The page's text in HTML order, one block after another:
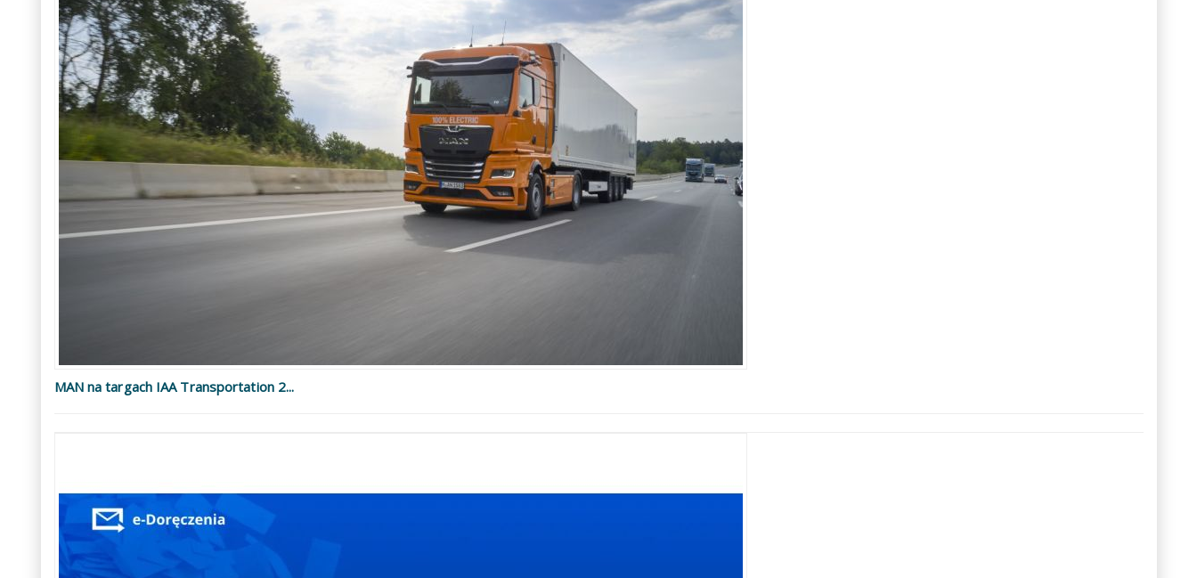
MAN na targach IAA Transportation 2...